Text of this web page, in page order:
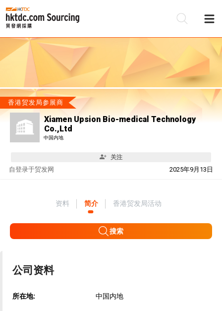
香港贸发局参展商
Xiamen Upsion Bio-medical Technology
Co.,Ltd
中国内地
关注
自 2025年9月13日
登录于贸发网
资料 简介 香港贸发局活动
搜索
公司资料
所在地: 中国内地